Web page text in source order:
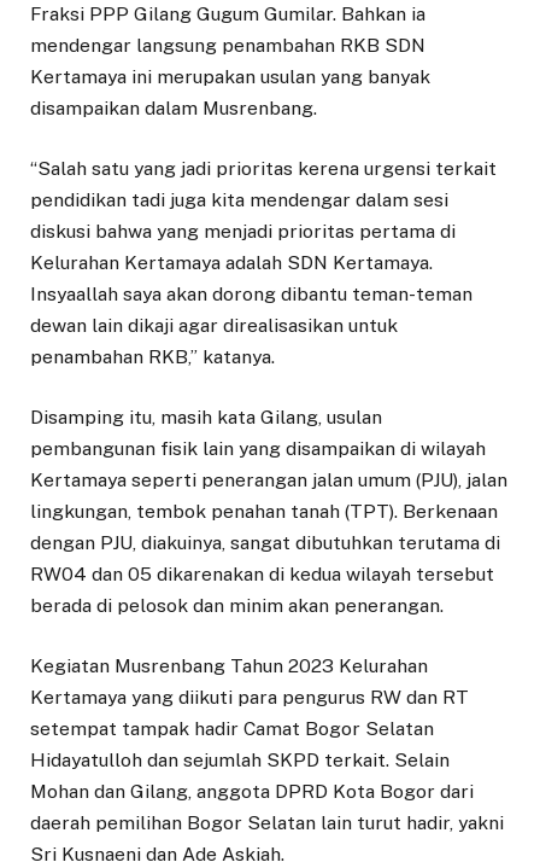
Fraksi PPP Gilang Gugum Gumilar. Bahkan ia
mendengar langsung penambahan RKB SDN
Kertamaya ini merupakan usulan yang banyak
disampaikan dalam Musrenbang.
“Salah satu yang jadi prioritas kerena urgensi terkait
pendidikan tadi juga kita mendengar dalam sesi
diskusi bahwa yang menjadi prioritas pertama di
Kelurahan Kertamaya adalah SDN Kertamaya.
Insyaallah saya akan dorong dibantu teman-teman
dewan lain dikaji agar direalisasikan untuk
penambahan RKB,” katanya.
Disamping itu, masih kata Gilang, usulan
pembangunan fisik lain yang disampaikan di wilayah
Kertamaya seperti penerangan jalan umum (PJU), jalan
lingkungan, tembok penahan tanah (TPT). Berkenaan
dengan PJU, diakuinya, sangat dibutuhkan terutama di
RW04 dan 05 dikarenakan di kedua wilayah tersebut
berada di pelosok dan minim akan penerangan.
Kegiatan Musrenbang Tahun 2023 Kelurahan
Kertamaya yang diikuti para pengurus RW dan RT
setempat tampak hadir Camat Bogor Selatan
Hidayatulloh dan sejumlah SKPD terkait. Selain
Mohan dan Gilang, anggota DPRD Kota Bogor dari
daerah pemilihan Bogor Selatan lain turut hadir, yakni
Sri Kusnaeni dan Ade Askiah.